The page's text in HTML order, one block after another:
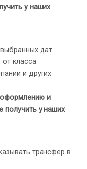
у наших
дат
класса
и других
и
получить у наших
трансфер в